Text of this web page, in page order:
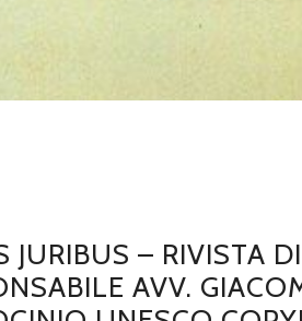
JURIBUS – RIVISTA
AVV.